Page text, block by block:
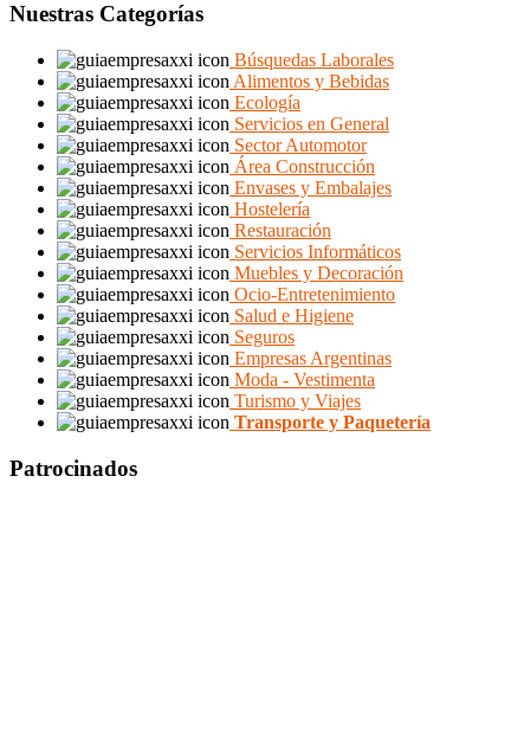
Nuestras Categorías
Búsquedas Laborales
Alimentos y Bebidas
Ecología
Servicios en General
Sector Automotor
Área Construcción
Envases y Embalajes
Hostelería
Restauración
Servicios Informáticos
Muebles y Decoración
Ocio-Entretenimiento
Salud e Higiene
Seguros
Empresas Argentinas
Moda - Vestimenta
Turismo y Viajes
Transporte y Paquetería
Patrocinados